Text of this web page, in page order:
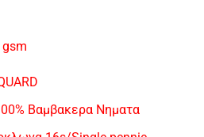
Βαμβακερα Νηματα